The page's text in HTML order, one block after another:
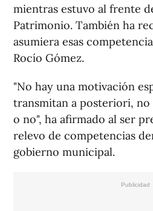
mientras estuvo al frente
Patrimonio. También ha
asumiera esas
Rocío Gómez.
"No hay una motivación
transmitan a posteriori, no
o no", ha afirmado al ser
relevo de competencias
gobierno municipal.